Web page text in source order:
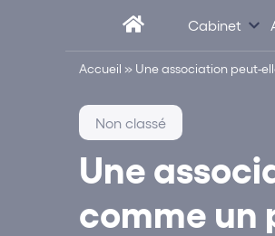
Cabinet
Accueil » Une association peut-
Une
comme un
Non classé